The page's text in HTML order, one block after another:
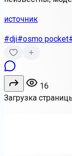
источник
#dji#osmo pocket
16
Загрузка